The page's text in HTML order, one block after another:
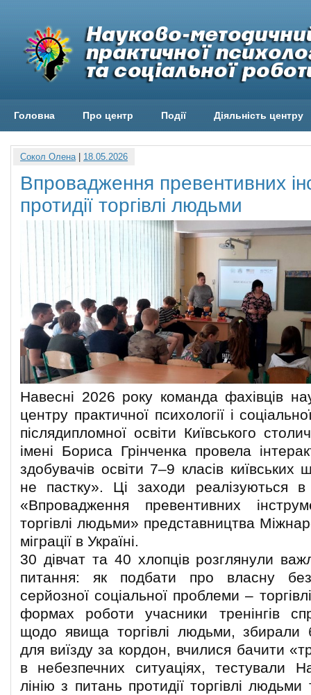
Головна Про центр Події Діяльність центру
Сокол Олена| 18.05.2026
Впровадження превентивних
протидії торгівлі людьми
Навесні 2026 року команда фахівців
центру практичної психології і
післядипломної освіти Київського
імені Бориса Грінченка провела
здобувачів освіти 7–9 класів
не пастку». Ці заходи реалізуються
«Впровадження превентивних
торгівлі людьми» представництва
міграції в Україні.
30 дівчат та 40 хлопців розглянули
питання: як подбати про власну
серйозної соціальної проблеми –
формах роботи учасники тренінгів
щодо явища торгівлі людьми, збирали
для виїзду за кордон, вчилися бачити
в небезпечних ситуаціях, тестували
лінію з питань протидії торгівлі